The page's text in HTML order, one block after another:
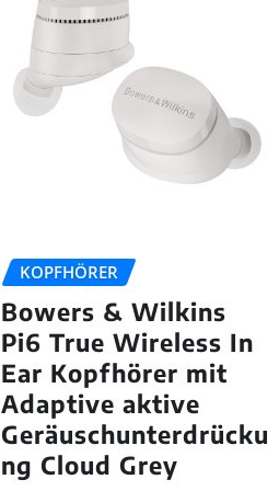
KOPFHÖRER
Bowers & Wilkins
Pi6 True Wireless In
Ear Kopfhörer mit
Adaptive aktive
Geräuschunterdrücku
ng Cloud Grey